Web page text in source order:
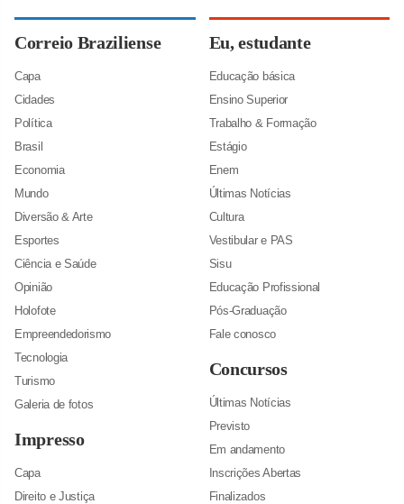
Correio Braziliense
Capa
Cidades
Política
Brasil
Economia
Mundo
Diversão & Arte
Esportes
Ciência e Saúde
Opinião
Holofote
Empreendedorismo
Tecnologia
Turismo
Galeria de fotos
Impresso
Capa
Direito e Justiça
Eu, estudante
Educação básica
Ensino Superior
Trabalho & Formação
Estágio
Enem
Últimas Notícias
Cultura
Vestibular e PAS
Sisu
Educação Profissional
Pós-Graduação
Fale conosco
Concursos
Últimas Notícias
Previsto
Em andamento
Inscrições Abertas
Finalizados